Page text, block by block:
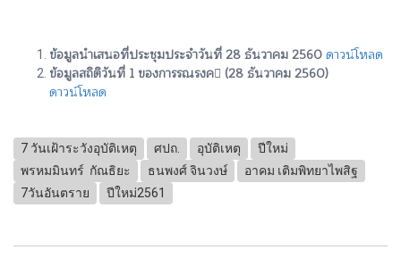
ข้อมูลนำเสนอที่ประชุมประจำวันที่ 28 ธันวาคม 2560 ดาวน์โหลด
ข้อมูลสถิติวันที่ 1 ของการรณรงค (28 ธันวาคม 2560)
ดาวน์โหลด
7 วันเฝ้าระวังอุบัติเหตุ ศปถ. อุบัติเหตุ
ปีใหม่
พรหมมินทร์ กัณธิยะ
ธนพงศ์ จินวงษ์
อาคม เติมพิทยาไพสิฐ
7วันอันตราย
ปีใหม่2561